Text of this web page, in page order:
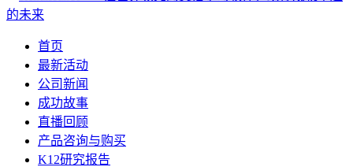
首页
最新活动
公司新闻
成功故事
直播回顾
产品咨询与购买
K12研究报告